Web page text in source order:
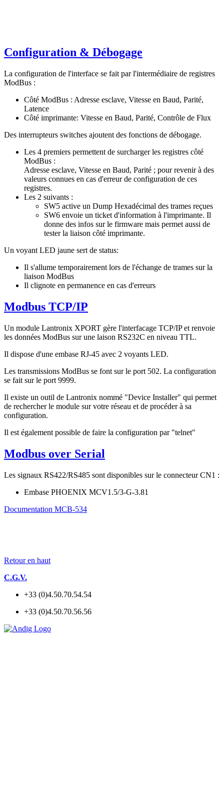
Configuration & Débogage
La configuration de l'interface se fait par l'intermédiaire de registres
ModBus :
Côté ModBus : Adresse esclave, Vitesse en Baud, Parité,
Latence
Côté imprimante: Vitesse en Baud, Parité, Contrôle de Flux
Des interrupteurs switches ajoutent des fonctions de débogage.
Les 4 premiers permettent de surcharger les registres côté
ModBus :
Adresse esclave, Vitesse en Baud, Parité ; pour revenir à des
valeurs connues en cas d'erreur de configuration de ces
registres.
Les 2 suivants :
SW5 active un Dump Hexadécimal des trames reçues
SW6 envoie un ticket d'information à l'imprimante. Il
donne des infos sur le firmware mais permet aussi de
tester la liaison côté imprimante.
Un voyant LED jaune sert de status:
Il s'allume temporairement lors de l'échange de trames sur la
liaison ModBus
Il clignote en permanence en cas d'erreurs
Modbus TCP/IP
Un module Lantronix XPORT gère l'interfacage TCP/IP et renvoie
les données ModBus sur une laison RS232C en niveau TTL.
Il dispose d'une embase RJ-45 avec 2 voyants LED.
Les transmissions ModBus se font sur le port 502. La configuration
se fait sur le port 9999.
Il existe un outil de Lantronix nommé "Device Installer" qui permet
de rechercher le module sur votre réseau et de procéder à sa
configuration.
Il est également possible de faire la configuration par "telnet"
Modbus over Serial
Les signaux RS422/RS485 sont disponibles sur le connecteur CN1 :
Embase PHOENIX MCV1.5/3-G-3.81
Documentation MCB-534
Retour en haut
C.G.V.
+33 (0)4.50.70.54.54
+33 (0)4.50.70.56.56